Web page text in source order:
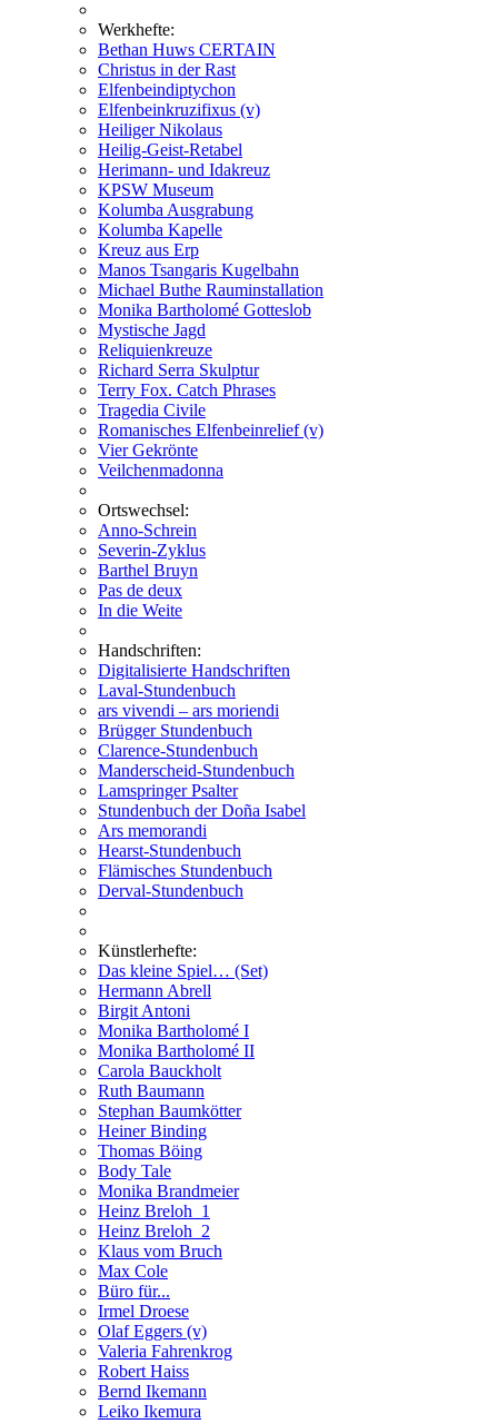
Werkhefte:
Bethan Huws CERTAIN
Christus in der Rast
Elfenbeindiptychon
Elfenbeinkruzifixus (v)
Heiliger Nikolaus
Heilig-Geist-Retabel
Herimann- und Idakreuz
KPSW Museum
Kolumba Ausgrabung
Kolumba Kapelle
Kreuz aus Erp
Manos Tsangaris Kugelbahn
Michael Buthe Rauminstallation
Monika Bartholomé Gotteslob
Mystische Jagd
Reliquienkreuze
Richard Serra Skulptur
Terry Fox. Catch Phrases
Tragedia Civile
Romanisches Elfenbeinrelief (v)
Vier Gekrönte
Veilchenmadonna
Ortswechsel:
Anno-Schrein
Severin-Zyklus
Barthel Bruyn
Pas de deux
In die Weite
Handschriften:
Digitalisierte Handschriften
Laval-Stundenbuch
ars vivendi – ars moriendi
Brügger Stundenbuch
Clarence-Stundenbuch
Manderscheid-Stundenbuch
Lamspringer Psalter
Stundenbuch der Doña Isabel
Ars memorandi
Hearst-Stundenbuch
Flämisches Stundenbuch
Derval-Stundenbuch
Künstlerhefte:
Das kleine Spiel… (Set)
Hermann Abrell
Birgit Antoni
Monika Bartholomé I
Monika Bartholomé II
Carola Bauckholt
Ruth Baumann
Stephan Baumkötter
Heiner Binding
Thomas Böing
Body Tale
Monika Brandmeier
Heinz Breloh_1
Heinz Breloh_2
Klaus vom Bruch
Max Cole
Büro für...
Irmel Droese
Olaf Eggers (v)
Valeria Fahrenkrog
Robert Haiss
Bernd Ikemann
Leiko Ikemura